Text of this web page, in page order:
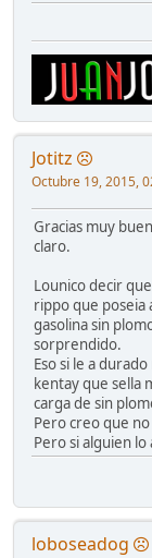
Jotitz
Octubre 19, 2015,
Gracias muy
claro.
Lounico decir
rippo que poseia
gasolina sin
sorprendido.
Eso si le a
kentay que sella
carga de sin
Pero creo que
Pero si alguien
loboseadog